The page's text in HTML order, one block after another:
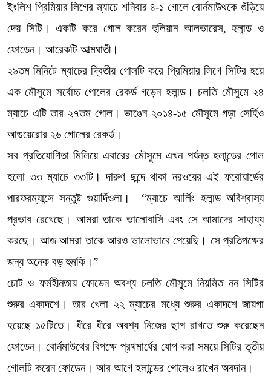
ইংলিশ প্রিমিয়ার লিগের ম্যাচে শনিবার ৪-১ গোলে বোর্নমাউথকে গুঁড়িয়ে
দেয় সিটি। একটি করে গোল করেন হুলিয়ান আলভারেস, হলান্ড ও
ফোডেন। আরেকটি আত্মঘাতী।
২৯তম মিনিটে ম্যাচের দ্বিতীয় গোলটি করে প্রিমিয়ার লিগে সিটির হয়ে
এক মৌসুমে সর্বোচ্চ গোলের রেকর্ড গড়েন হলান্ড। চলতি মৌসুমে ২৪
ম্যাচে এটি তার ২৭তম গোল। ভাঙেন ২০১৪-১৫ মৌসুমে গড়া সের্হিও
আগুয়েরোর ২৬ গোলের রেকর্ড।
সব প্রতিযোগিতা মিলিয়ে এবারের মৌসুমে এখন পর্যন্ত হলান্ডের গোল
হলো ৩৩ ম্যাচে ৩৩টি। দারুণ ছন্দে থাকা নরওয়ের এই ফরোয়ার্ডের
পারফরম্যান্সে সন্তুষ্ট গুয়ার্দিওলা। “ম্যাচে আর্লিং হলান্ড অবিশ্বাস্য
প্রভাব রেখেছে। আমরা তাকে ভালোবাসি এবং সে আমাদের সাহায্য
করছে। আজ আমরা তাকে আরও ভালোভাবে পেয়েছি। সে প্রতিপক্ষের
জন্য অনেক বড় হুমকি।”
চোট ও ফর্মহীনতায় ফোডেন অবশ্য চলতি মৌসুমে নিয়মিত নন সিটির
শুরুর একাদশে। তার খেলা ২২ ম্যাচের মধ্যে শুরুর একাদশে জায়গা
হয়েছে ১৫টিতে। ধীরে ধীরে অবশ্য নিজের ছাপ রাখতে শুরু করেছেন
ফোডেন। বোর্নমাউথের বিপক্ষে প্রথমার্ধের যোগ করা সময়ে সিটির তৃতীয়
গোলটি করেন ফোডেন। আর আগে হলান্ডের গোলেও রাখেন অবদান।